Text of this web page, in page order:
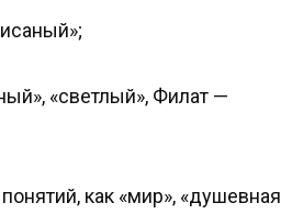
«светлый», Филат —
как «мир», «душевная